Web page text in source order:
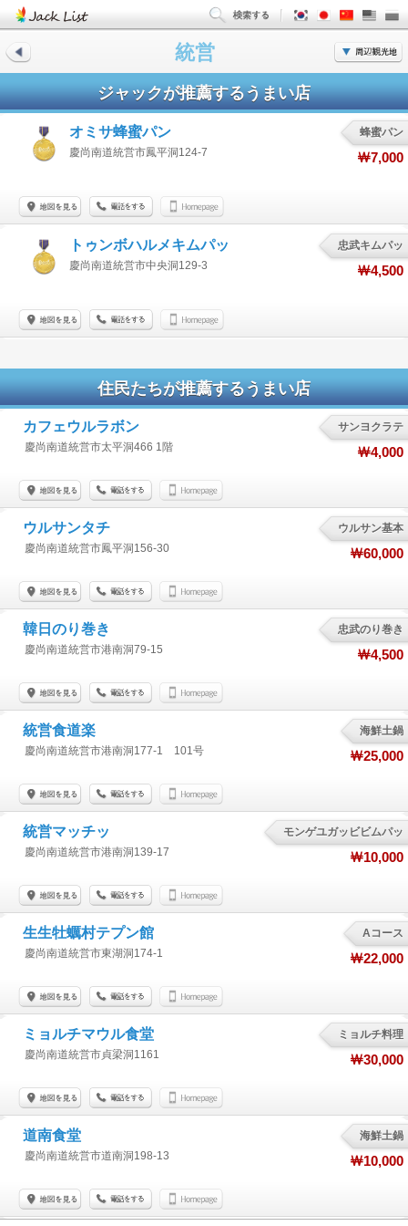
統営
ジャックが推薦するうまい店
オミサ蜂蜜パン 蜂蜜パン
￦7,000
慶尚南道統営市鳳平洞124-7
トゥンボハルメキムパッ 忠武キムパッ
￦4,500
慶尚南道統営市中央洞129-3
住民たちが推薦するうまい店
カフェウルラボン サンヨクラテ
￦4,000
慶尚南道統営市太平洞466 1階
ウルサンタチ ウルサン基本
￦60,000
慶尚南道統営市鳳平洞156-30
韓日のり巻き 忠武のり巻き
￦4,500
慶尚南道統営市港南洞79-15
統営食道楽 海鮮土鍋
￦25,000
慶尚南道統営市港南洞177-1 101号
統営マッチッ モンゲユガッビビムパッ
￦10,000
慶尚南道統営市港南洞139-17
生生牡蠣村テプン館 Aコース
￦22,000
慶尚南道統営市東湖洞174-1
ミョルチマウル食堂 ミョルチ料理
￦30,000
慶尚南道統営市貞梁洞1161
道南食堂 海鮮土鍋
￦10,000
慶尚南道統営市道南洞198-13